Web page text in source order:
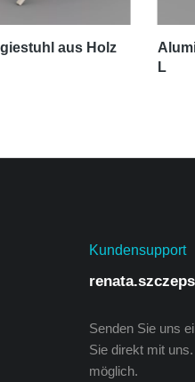
aus Holz
L
Kundensupport
Senden Sie uns
Sie direkt mit
möglich.